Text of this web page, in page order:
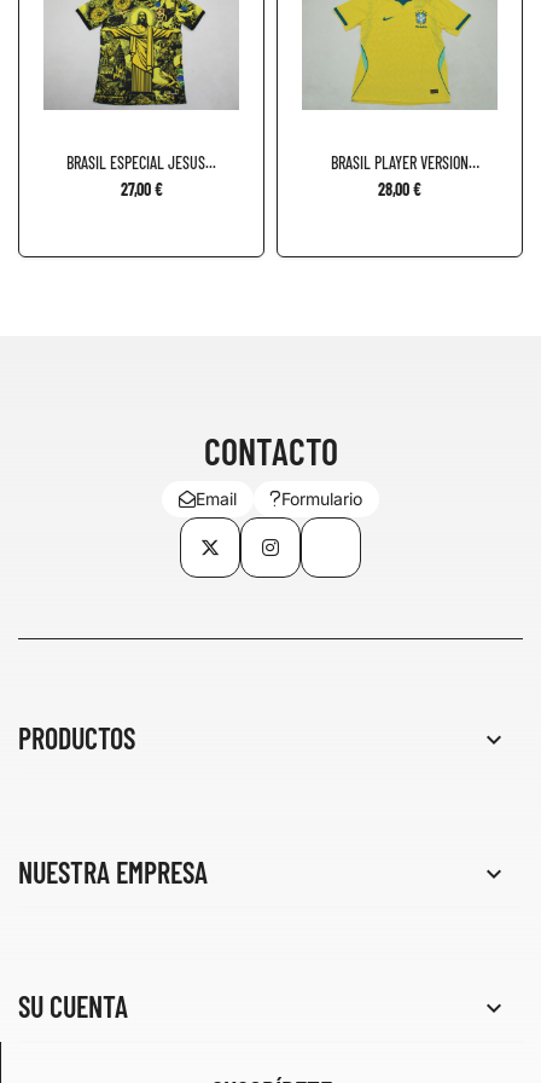
BRASIL ESPECIAL JESUS...
27,00 €
BRASIL PLAYER VERSION
LOCAL...
28,00 €
CONTACTO
Email Formulario
Twitter InstagramTikTok
PRODUCTOS 
NUESTRA EMPRESA 
SU CUENTA 